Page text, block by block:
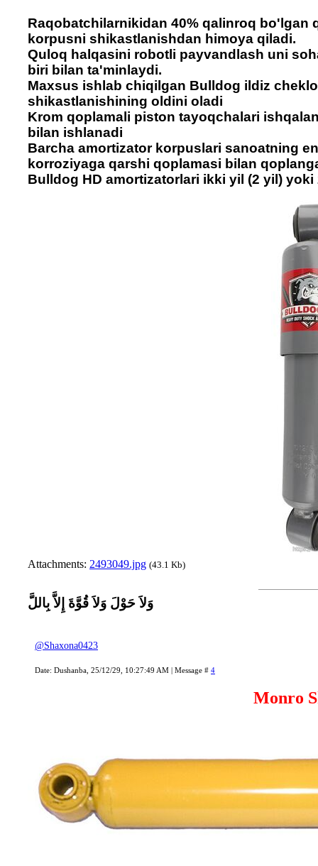
Raqobatchilarnikidan 40% qalinroq
korpusni shikastlanishdan himoya qiladi.
Quloq halqasini robotli payvandlash uni
biri bilan ta'minlaydi.
Maxsus ishlab chiqilgan Bulldog ildiz
shikastlanishining oldini oladi
Krom qoplamali piston tayoqchalari
bilan ishlanadi
Barcha amortizator korpuslari sanoatning
korroziyaga qarshi qoplamasi bilan
Bulldog HD amortizatorlari ikki yil (2 yil)
Attachments: 2493049.jpg (43.1 Kb)
وَلاَ حَوْلَ وَلاَ قُوَّةَ إِلاَّ بِاللَّ
@Shaxona0423
Date: Dushanba, 25/12/29, 10:27:49 AM | Message # 4
Monro